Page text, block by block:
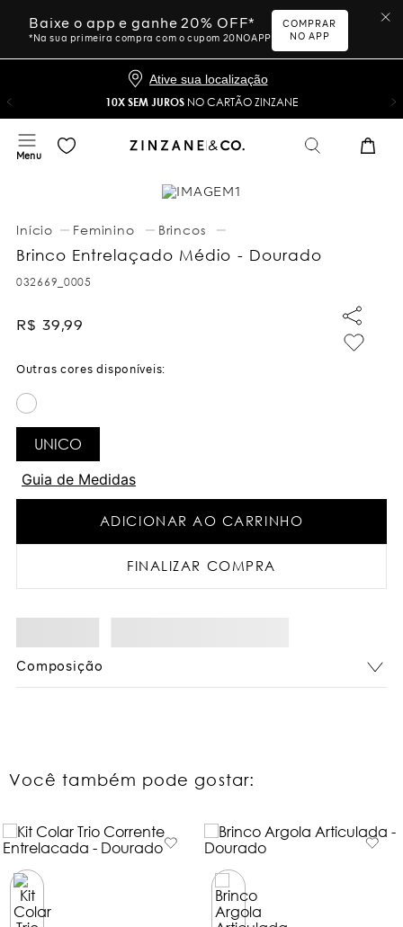
Baixe o app e ganhe 20% OFF*
*Na sua primeira compra com o cupom 20NOAPP
COMPRAR
NO APP
Ative sua localização
10X SEM JUROS NO CARTÃO ZINZANE
Feminino Brincos
Brinco Entrelaçado Médio - Dourado
032669_0005
R$ 39,99
UNICO
Guia de Medidas
ADICIONAR AO CARRINHO
FINALIZAR COMPRA
Composição
Você também pode gostar:
Kit Colar Trio Corrente
Entrelacada - Dourado